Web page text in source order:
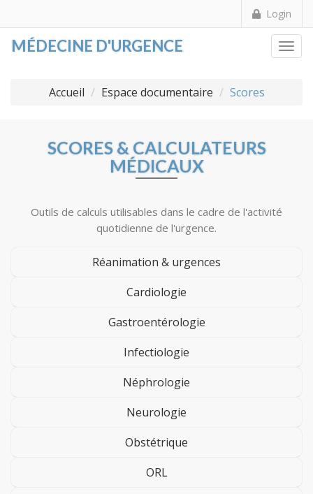
Login
MÉDECINE D'URGENCE
Accueil Espace documentaire Scores
SCORES & CALCULATEURS
MÉDICAUX
Outils de calculs utilisables dans le cadre de l'activité
quotidienne de l'urgence.
Réanimation & urgences
Cardiologie
Gastroentérologie
Infectiologie
Néphrologie
Neurologie
Obstétrique
ORL